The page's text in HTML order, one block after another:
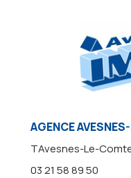
AGENCE
TAvesnes-Le-
03 21 58 89 50